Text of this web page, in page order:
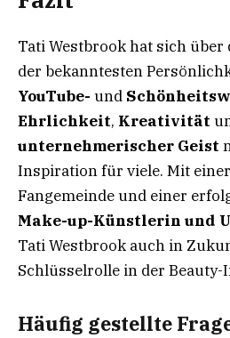
Tati Westbrook hat sich über
der bekanntesten
YouTube- und
Ehrlichkeit, Kreativität
unternehmerischer Geist
Inspiration für viele. Mit
Fangemeinde und einer
Make-up-Künstlerin und
Tati Westbrook auch in
Schlüsselrolle in der
Häufig gestellte